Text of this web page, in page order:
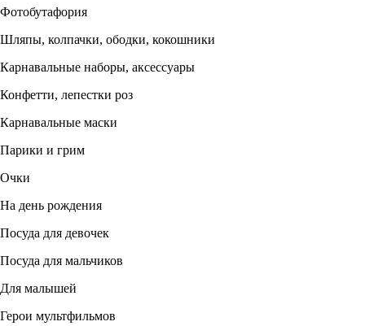
Фотобутафория
Шляпы, колпачки, ободки, кокошники
Карнавальные наборы, аксессуары
Конфетти, лепестки роз
Карнавальные маски
Парики и грим
Очки
На день рождения
Посуда для девочек
Посуда для мальчиков
Для малышей
Герои мультфильмов